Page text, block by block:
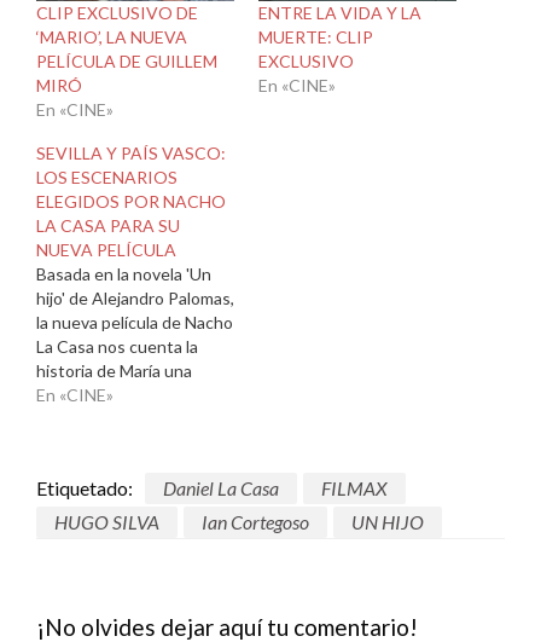
CLIP EXCLUSIVO DE
‘MARIO’, LA NUEVA
PELÍCULA DE GUILLEM
MIRÓ
En «CINE»
ENTRE LA VIDA Y LA
MUERTE: CLIP
EXCLUSIVO
En «CINE»
SEVILLA Y PAÍS VASCO:
LOS ESCENARIOS
ELEGIDOS POR NACHO
LA CASA PARA SU
NUEVA PELÍCULA
Basada en la novela 'Un
hijo' de Alejandro Palomas,
la nueva película de Nacho
La Casa nos cuenta la
historia de María una
psicóloga escolar que
años son ciertas.
Protagonizada por
En «CINE»
Etiquetado: Daniel La Casa
FILMAX
HUGO SILVA
Ian Cortegoso UN HIJO
¡No olvides dejar aquí tu comentario!